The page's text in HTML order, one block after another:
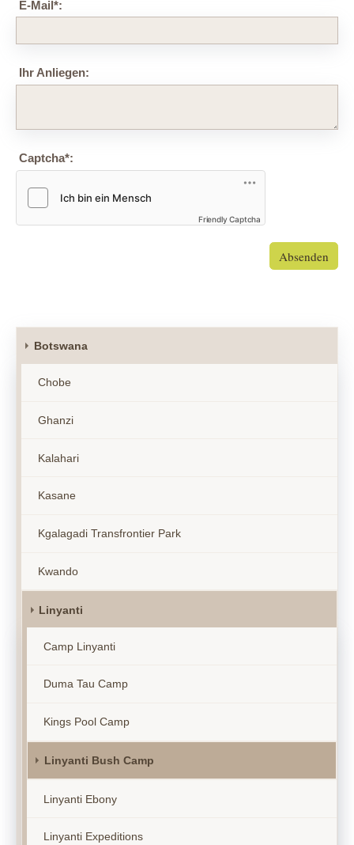
E-Mail*:
Ihr Anliegen:
Captcha*:
Friendly Captcha
Absenden
Botswana
Chobe
Ghanzi
Kalahari
Kasane
Kgalagadi Transfrontier Park
Kwando
Linyanti
Camp Linyanti
Duma Tau Camp
Kings Pool Camp
Linyanti Bush Camp
Linyanti Ebony
Linyanti Expeditions